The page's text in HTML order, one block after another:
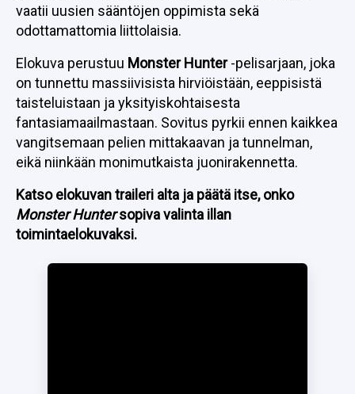
vaatii uusien sääntöjen oppimista sekä
odottamattomia liittolaisia.
Elokuva perustuu Monster Hunter-pelisarjaan, joka
on tunnettu massiivisista hirviöistään, eeppisistä
taisteluistaan ja yksityiskohtaisesta
fantasiamaailmastaan. Sovitus pyrkii ennen kaikkea
vangitsemaan pelien mittakaavan ja tunnelman,
eikä niinkään monimutkaista juonirakennetta.
Katso elokuvan traileri alta ja päätä itse, onko
Monster Huntersopiva valinta illan
toimintaelokuvaksi.